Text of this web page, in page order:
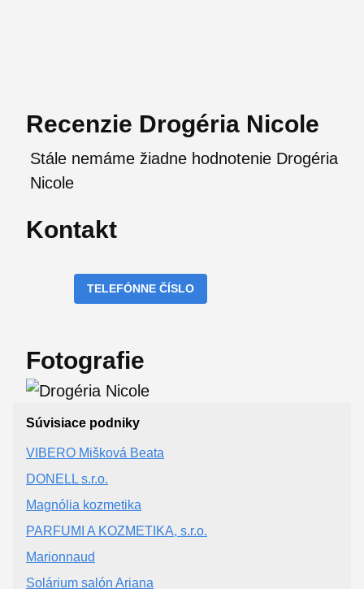
Recenzie Drogéria Nicole
Stále nemáme žiadne hodnotenie Drogéria
Nicole
Kontakt
TELEFÓNNE ČÍSLO
Fotografie
Súvisiace podniky
VIBERO Mišková Beata
DONELL s.r.o.
Magnólia kozmetika
PARFUMI A KOZMETIKA, s.r.o.
Marionnaud
Solárium salón Ariana